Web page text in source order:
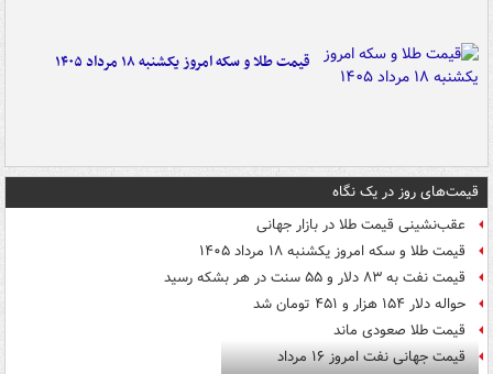
قیمت طلا و سکه امروز یکشنبه ۱۸ مرداد ۱۴۰۵
قیمت‌های روز در یک نگاه
عقب‌نشینی قیمت طلا در بازار جهانی
قیمت طلا و سکه امروز یکشنبه ۱۸ مرداد ۱۴۰۵
قیمت نفت به ۸۳ دلار و ۵۵ سنت در هر بشکه رسید
حواله دلار ۱۵۴ هزار و ۴۵۱ تومان شد
قیمت طلا صعودی ماند
قیمت جهانی نفت امروز ۱۶ مرداد